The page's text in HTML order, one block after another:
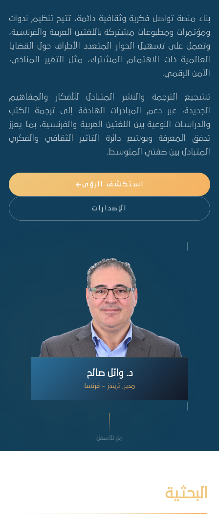
بناء منصة تواصل فكرية وثقافية دائمة، تتيح تنظيم ندوات
ومؤتمرات ومطبوعات مشتركة باللغتين العربية والفرنسية،
وتعمل على تسهيل الحوار المتعدد الأطراف حول القضايا
العالمية ذات الاهتمام المشترك، مثل التغير المناخي،
الأمن الرقمي.
تشجيع الترجمة والنشر المتبادل للأفكار والمفاهيم
الجديدة، عبر دعم المبادرات الهادفة إلى ترجمة الكتب
والدراسات النوعية بين اللغتين العربية والفرنسية، بما يعزز
تدفق المعرفة ويوسّع دائرة التأثير الثقافي والفكري
المتبادل بين ضفتي المتوسط.
استكشف الرؤى
الإصدارات
د. وائل صالح
مدير, تريندز – فرنسا
مرّر للأسفل
البحثية